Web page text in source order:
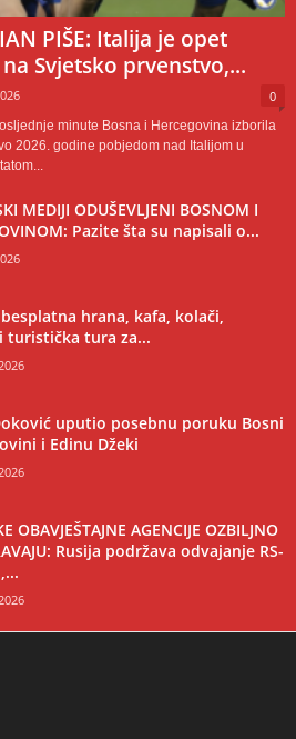
PIŠE: Italija je opet
Svjetsko prvenstvo,...
0
minute Bosna i Hercegovina izborila
2026. godine pobjedom nad Italijom u
MEDIJI ODUŠEVLJENI BOSNOM I
Pazite šta su napisali o...
hrana, kafa, kolači,
turistička tura za...
uputio posebnu poruku Bosni
i Edinu Džeki
OBAVJEŠTAJNE AGENCIJE OZBILJNO
Rusija podržava odvajanje RS-